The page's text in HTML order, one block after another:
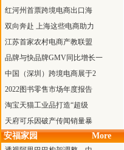
红河州首票跨境电商出口海
双向奔赴 上海这些电商助力
江苏首家农村电商产教联盟
品牌与快品牌GMV同比增长一
中国（深圳）跨境电商展于2
2022图书零售市场年度报告
淘宝天猫工业品打造“超级
天府可乐因破产传闻销量暴
安福家园 More